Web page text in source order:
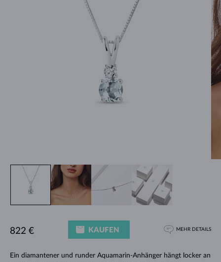
Ein diamantener und runder Aquamarin-Anhänger hängt locker an
822 € KAUFEN MEHR DETAILS